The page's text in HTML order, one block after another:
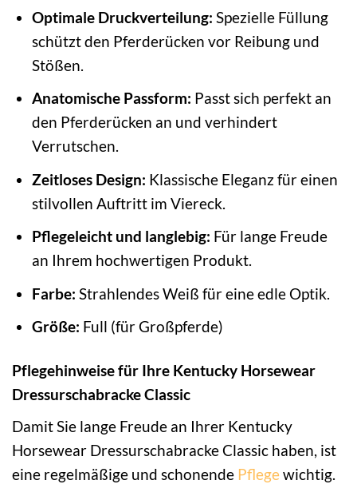
Optimale Druckverteilung: Spezielle Füllung
schützt den Pferderücken vor Reibung und
Stößen.
Anatomische Passform: Passt sich perfekt an
den Pferderücken an und verhindert
Verrutschen.
Zeitloses Design: Klassische Eleganz für einen
stilvollen Auftritt im Viereck.
Pflegeleicht und langlebig: Für lange Freude
an Ihrem hochwertigen Produkt.
Farbe: Strahlendes Weiß für eine edle Optik.
Größe: Full (für Großpferde)
Pflegehinweise für Ihre Kentucky Horsewear
Dressurschabracke Classic
Damit Sie lange Freude an Ihrer Kentucky
Horsewear Dressurschabracke Classic haben, ist
eine regelmäßige und schonende Pflegewichtig.